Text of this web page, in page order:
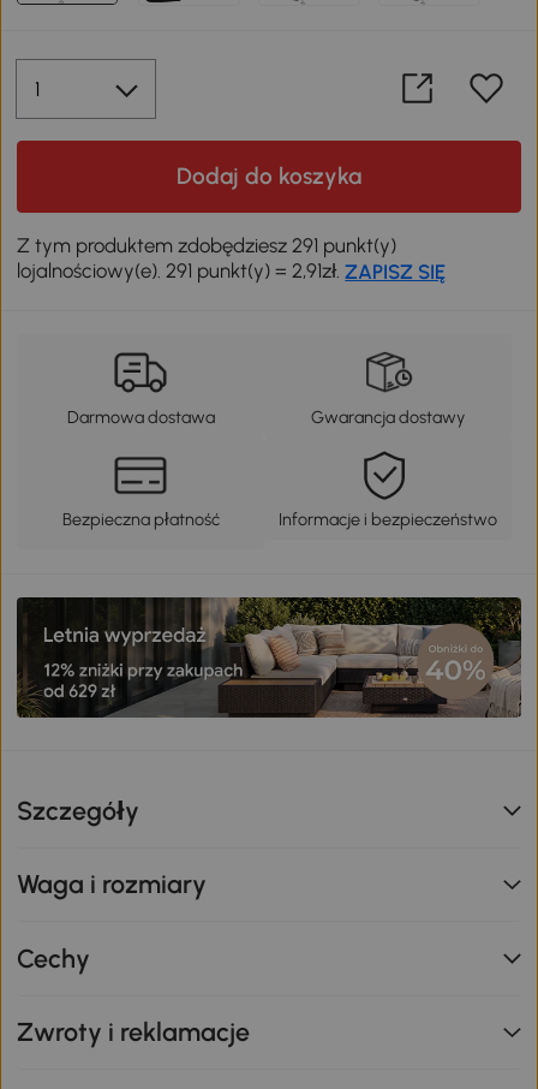
Dodaj do koszyka
Z tym produktem zdobędziesz 291 punkt(y)
lojalnościowy(e). 291 punkt(y) = 2,91zł.ZAPISZ SIĘ
Darmowa dostawa Gwarancja dostawy
Bezpieczna płatność Informacje i bezpieczeństwo
Szczegóły
Waga i rozmiary
Cechy
Zwroty i reklamacje